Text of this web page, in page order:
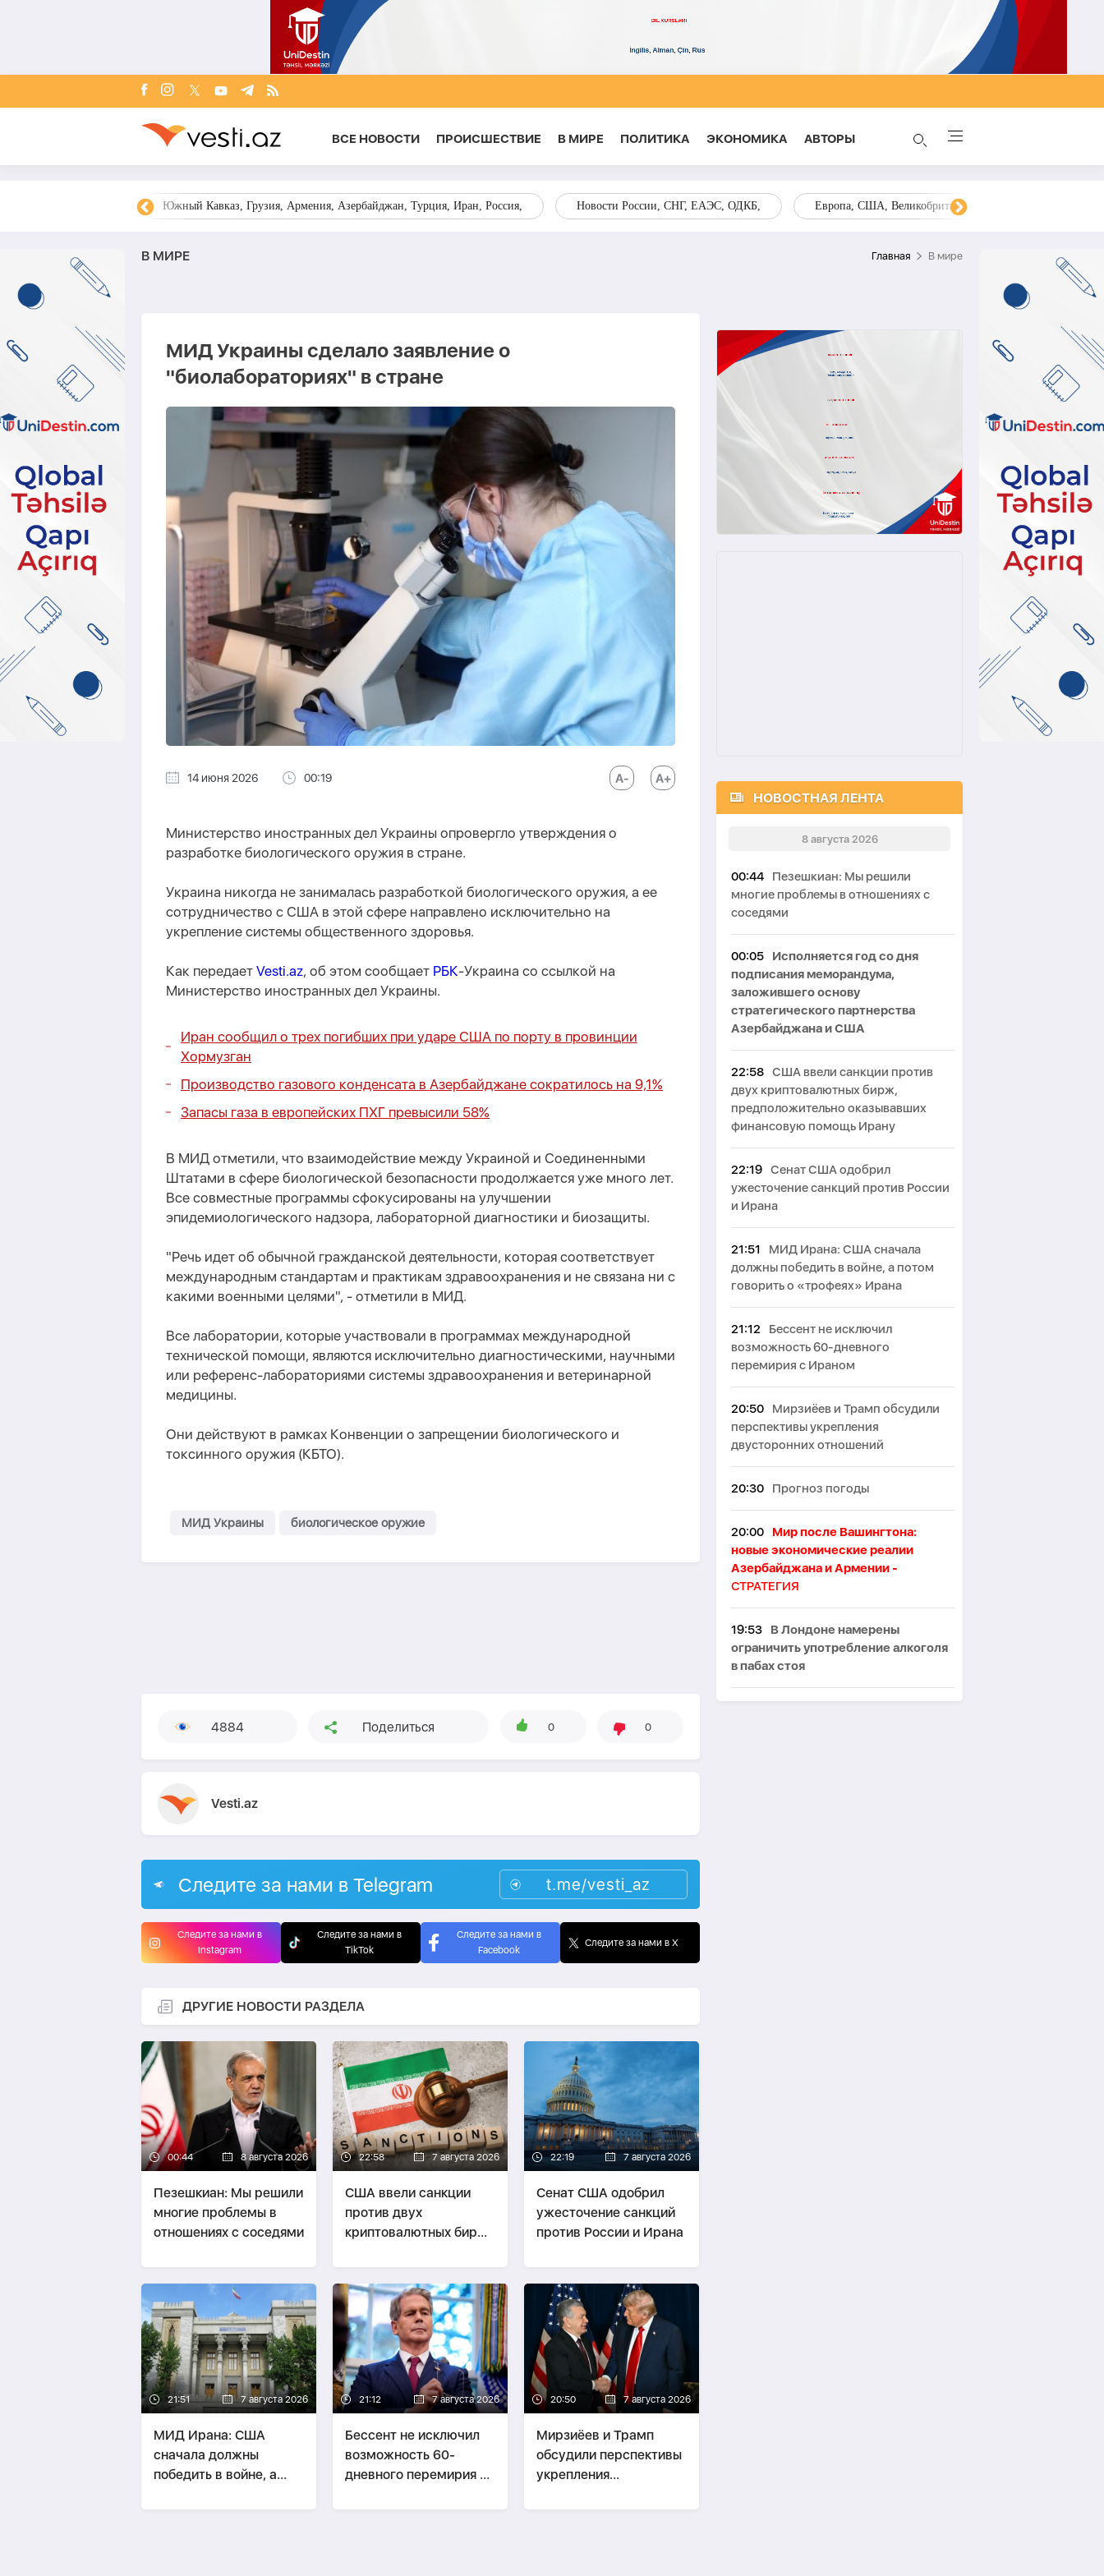
ВСЕ НОВОСТИ ПРОИСШЕСТВИЕ В МИРЕ ПОЛИТИКА ЭКОНОМИКА AВТОРЫ
Южный Кавказ, Грузия, Армения, Азербайджан, Турция, Иран, Россия, Новости России, СНГ, ЕАЭС, ОДКБ, Европа, США, Великобритания, Украина, Запад,
В МИРЕ Главная В мире
МИД Украины сделало заявление о
"биолабораториях" в стране
14 июня 2026 00:19
Министерство иностранных дел Украины опровергло утверждения о
разработке биологического оружия в стране.
Украина никогда не занималась разработкой биологического оружия, а ее
сотрудничество с США в этой сфере направлено исключительно на
укрепление системы общественного здоровья.
Как передает Vesti.az, об этом сообщает РБК-Украина со ссылкой на
Министерство иностранных дел Украины.
Иран сообщил о трех погибших при ударе США по порту в провинции
Хормузган
Производство газового конденсата в Азербайджане сократилось на 9,1%
Запасы газа в европейских ПХГ превысили 58%
В МИД отметили, что взаимодействие между Украиной и Соединенными
Штатами в сфере биологической безопасности продолжается уже много лет.
Все совместные программы сфокусированы на улучшении
эпидемиологического надзора, лабораторной диагностики и биозащиты.
"Речь идет об обычной гражданской деятельности, которая соответствует
международным стандартам и практикам здравоохранения и не связана ни с
какими военными целями", - отметили в МИД.
Все лаборатории, которые участвовали в программах международной
технической помощи, являются исключительно диагностическими, научными
или референс-лабораториями системы здравоохранения и ветеринарной
медицины.
Они действуют в рамках Конвенции о запрещении биологического и
токсинного оружия (КБТО).
МИД Украины биологическое оружие
4884 Поделиться 0 0
Vesti.az
Следите за нами в Telegram t.me/vesti_az
Следите за нами в
Instagram
Следите за нами в
TikTok
Следите за нами в
Facebook
Следите за нами в X
ДРУГИЕ НОВОСТИ РАЗДЕЛА
00:44 8 августа 2026
Пезешкиан: Мы решили
многие проблемы в
отношениях с соседями
22:58 7 августа 2026
США ввели санкции
против двух
криптовалютных бирж,
оказывавших
финансовую помощь
Ирану
22:19 7 августа 2026
Сенат США одобрил
ужесточение санкций
против России и Ирана
21:51 7 августа 2026
МИД Ирана: США
сначала должны
победить в войне, а
«трофеях» Ирана
21:12 7 августа 2026
Бессент не исключил
возможность 60-
дневного перемирия с
20:50 7 августа 2026
Мирзиёев и Трамп
обсудили перспективы
укрепления
отношений
НОВОСТНАЯ ЛЕНТА
8 августа 2026
00:44
Пезешкиан: Мы решили
многие проблемы в отношениях с
соседями
00:05
Исполняется год со дня
подписания меморандума,
заложившего основу
стратегического партнерства
Азербайджана и США
22:58 США ввели санкции против
двух криптовалютных бирж,
предположительно оказывавших
финансовую помощь Ирану
22:19 Сенат США одобрил
ужесточение санкций против России
и Ирана
21:51
МИД Ирана: США сначала
должны победить в войне, а потом
говорить о «трофеях» Ирана
21:12
Бессент не исключил
возможность 60-дневного
перемирия с Ираном
20:50
Мирзиёев и Трамп обсудили
перспективы укрепления
двусторонних отношений
20:30 Прогноз погоды
20:00
Мир после Вашингтона:
новые экономические реалии
Азербайджана и Армении -
СТРАТЕГИЯ
19:53
В Лондоне намерены
ограничить употребление алкоголя
в пабах стоя